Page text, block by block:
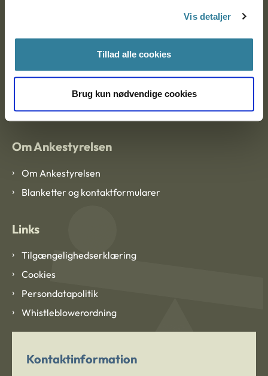
Vis detaljer
Tillad alle cookies
Brug kun nødvendige cookies
Ankestyrelsen København
CVR: 1007 4002
Om Ankestyrelsen
Om Ankestyrelsen
Blanketter og kontaktformularer
Links
Tilgængelighedserklæring
Cookies
Persondatapolitik
Whistleblowerordning
Kontaktinformation